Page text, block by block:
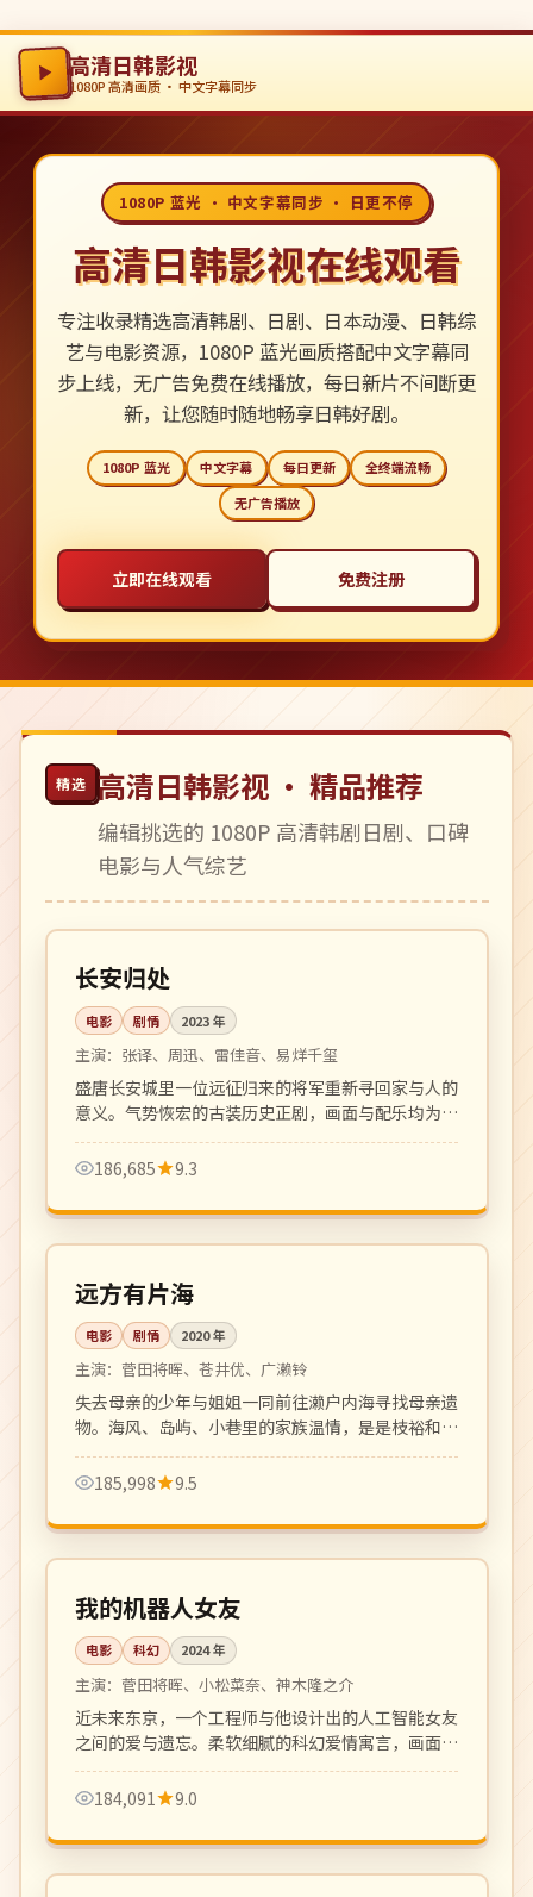
高清日韩影视
1080P 高清画质 · 中文字幕同步
1080P 蓝光 · 中文字幕同步 · 日更不停
高清日韩影视在线观看
专注收录精选高清韩剧、日剧、日本动漫、日韩综
艺与电影资源，1080P 蓝光画质搭配中文字幕同
步上线，无广告免费在线播放，每日新片不间断更
新，让您随时随地畅享日韩好剧。
1080P 蓝光 中文字幕 每日更新
全终端流畅
无广告播放
立即在线观看 免费注册
精选 高清日韩影视 · 精品推荐
编辑挑选的 1080P 高清韩剧日剧、口碑
电影与人气综艺
中国
4K
长安归处
电影 剧情 2023年
主演： 张译、周迅、雷佳音、易烊千玺
盛唐长安城里一位远征归来的将军重新寻回家与人的
意义。气势恢宏的古装历史正剧，画面与配乐均为顶
级制作。
186,685
9.3
日本
高分 120 分钟
远方有片海
电影 剧情 2020年
主演： 菅田将晖、苍井优、广濑铃
失去母亲的少年与姐姐一同前往濑户内海寻找母亲遗
物。海风、岛屿、小巷里的家族温情，是是枝裕和式
家族电影的延续。
185,998
9.5
日本
4K 125 分钟
我的机器人女友
电影 科幻 2024年
主演： 菅田将晖、小松菜奈、神木隆之介
近未来东京，一个工程师与他设计出的人工智能女友
之间的爱与遗忘。柔软细腻的科幻爱情寓言，画面唯
美。
184,091
9.0
完结 全 24 集